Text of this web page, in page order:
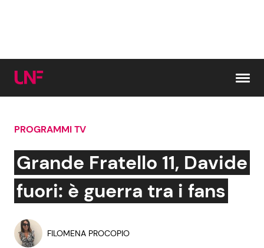
Cerca:
News e Cronaca
Attualità Italiana
Dal Mondo
Gossip e TV
Bellezze VIP
PROGRAMMI TV
Grande Fratello 11, Davide
fuori: è guerra tra i fans
FILOMENA PROCOPIO